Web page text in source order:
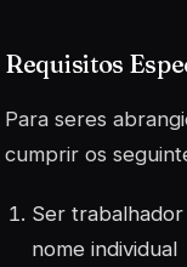
Requisitos
Para seres
cumprir os
Ser
nome individual